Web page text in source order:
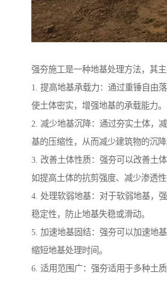
强夯施工是一种地基处理方法，其主
1. 提高地基承载力：通过重锤自由
使土体密实，增强地基的承载能力。
2. 减少地基沉降：通过夯实土体，
基的压缩性，从而减少建筑物的沉降
3. 改善土体性质：强夯可以改善土体
如提高土体的抗剪强度、减少渗透性
4. 处理软弱地基：对于软弱地基，
稳定性，防止地基失稳或滑动。
5. 加速地基固结：强夯可以加速地基
缩短地基处理时间。
6. 适用范围广：强夯适用于多种土